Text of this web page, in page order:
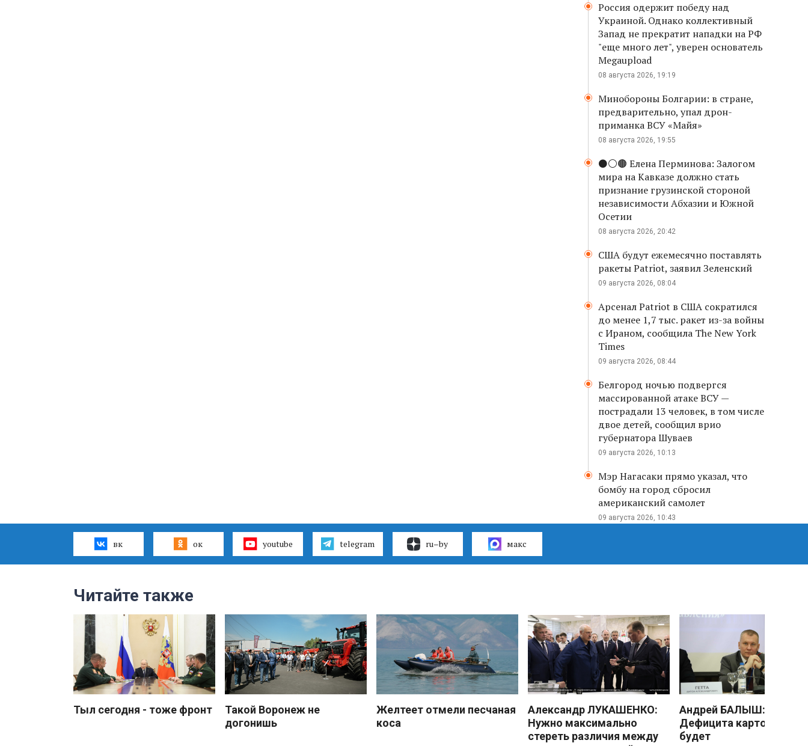
Россия одержит победу над
Украиной. Однако коллективный
Запад не прекратит нападки на РФ
"еще много лет", уверен основатель
Megaupload
08 августа 2026, 19:19
Минобороны Болгарии: в стране,
предварительно, упал дрон-
приманка ВСУ «Майя»
08 августа 2026, 19:55
⚫️⚪️🟤 Елена Перминова: Залогом
мира на Кавказе должно стать
признание грузинской стороной
независимости Абхазии и Южной
Осетии
08 августа 2026, 20:42
США будут ежемесячно поставлять
ракеты Patriot, заявил Зеленский
09 августа 2026, 08:04
Арсенал Patriot в США сократился
до менее 1,7 тыс. ракет из-за войны
с Ираном, сообщила The New York
Times
09 августа 2026, 08:44
Белгород ночью подвергся
массированной атаке ВСУ —
пострадали 13 человек, в том числе
двое детей, сообщил врио
губернатора Шуваев
09 августа 2026, 10:13
Мэр Нагасаки прямо указал, что
бомбу на город сбросил
американский самолет
09 августа 2026, 10:43
вк ок youtube telegram ru–by макс
Читайте также
Тыл сегодня - тоже фронт
Такой Воронеж не
догонишь
Желтеет отмели песчаная
коса
Александр ЛУКАШЕНКО:
Нужно максимально
стереть различия между
Андрей БАЛЫШ:
Дефицита картофеля не
будет